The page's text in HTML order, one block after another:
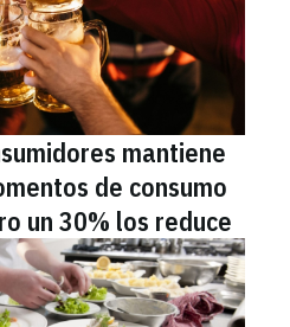
mantiene
de consumo
un 30% los reduce